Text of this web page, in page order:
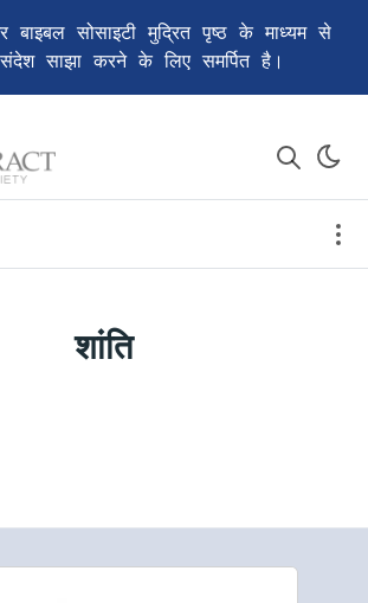
बाइबल सोसाइटी मुद्रित पृष्ठ के माध्यम से
संदेश साझा करने के लिए समर्पित है।
शांति